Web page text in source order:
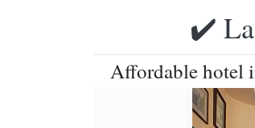
✔️
Affordable hotel